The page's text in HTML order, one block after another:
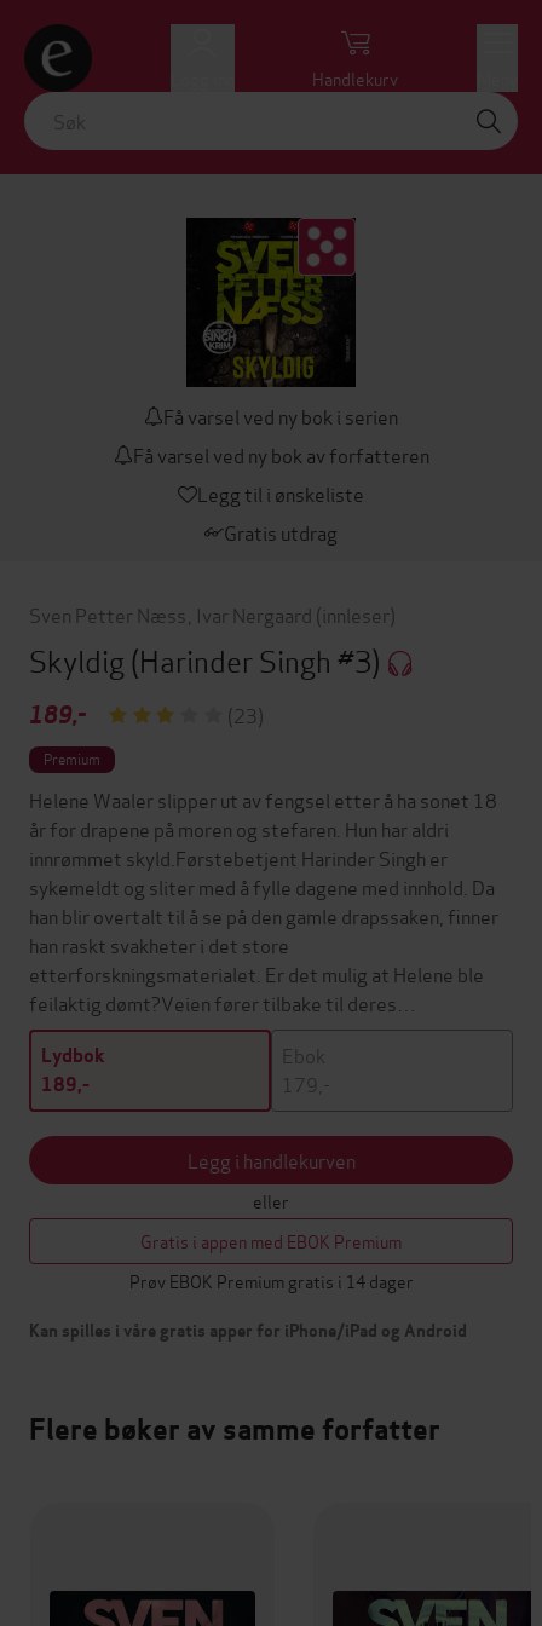
Handlekurv
Få varsel ved ny bok i serien
Få varsel ved ny bok av forfatteren
Legg til i ønskeliste
Gratis utdrag
Sven Petter Næss Ivar Nergaard (innleser)
Skyldig (Harinder Singh #3)
189,- (23)
Premium
Helene Waaler slipper ut av fengsel etter å ha sonet 18
år for drapene på moren og stefaren. Hun har aldri
innrømmet skyld.Førstebetjent Harinder Singh er
sykemeldt og sliter med å fylle dagene med innhold. Da
han blir overtalt til å se på den gamle drapssaken, finner
han raskt svakheter i det store
etterforskningsmaterialet. Er det mulig at Helene ble
feilaktig dømt?Veien fører tilbake til deres…
Lydbok
189,-
Ebok
179,-
Legg i handlekurven
eller
Gratis i appen med EBOK Premium
Prøv EBOK Premium gratis i 14 dager
Kan spilles i våre gratis apper for iPhone/iPad og Android
Flere bøker av samme forfatter